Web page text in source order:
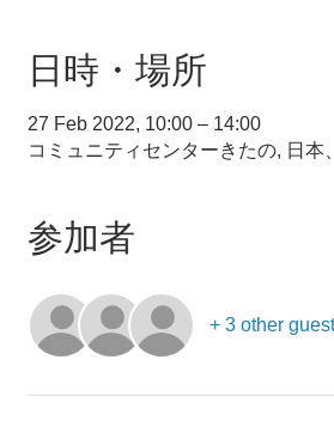
日時・場所
27 Feb 2022, 10:00 – 14:00
コミュニティセンターきたの, 日
参加者
+ 3 other